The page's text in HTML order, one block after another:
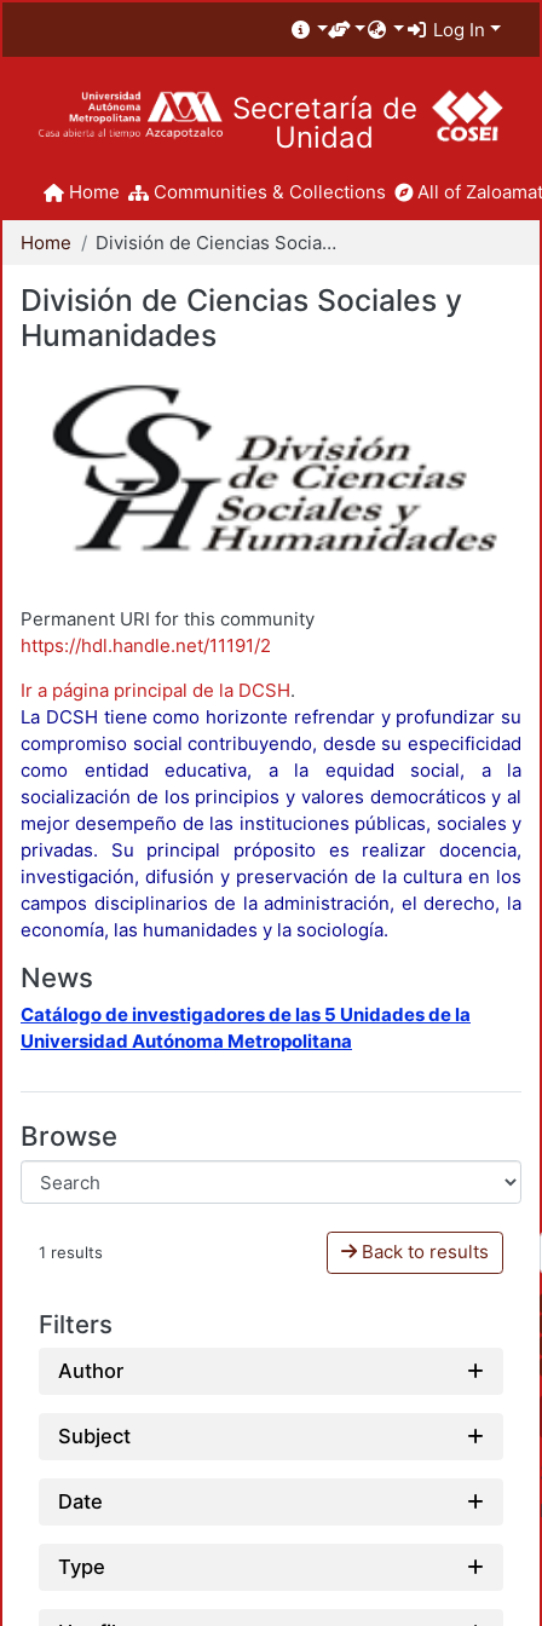
Log In
Secretaría de
Unidad
Home Communities & Collections All of
Home División de Ciencias Sociales y Humanidades
División de Ciencias Sociales y
Humanidades
Permanent URI for this community
https://hdl.handle.net/11191/2
Ir a página principal de la DCSH.
La DCSH tiene como horizonte refrendar y profundizar su
compromiso social contribuyendo, desde su especificidad
como entidad educativa, a la equidad social, a la
socialización de los principios y valores democráticos y al
mejor desempeño de las instituciones públicas, sociales y
privadas. Su principal próposito es realizar docencia,
investigación, difusión y preservación de la cultura en los
campos disciplinarios de la administración, el derecho, la
economía, las humanidades y la sociología.
News
Catálogo de investigadores de las 5 Unidades de la
Universidad Autónoma Metropolitana
Browse
1 results Back to results
Filters
Author
Subject
Date
Type